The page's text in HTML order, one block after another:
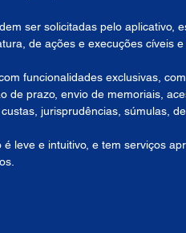
ser solicitadas pelo aplicativo,
de ações e execuções cíveis e
funcionalidades exclusivas,
de prazo, envio de memoriais,
jurisprudências, súmulas,
é leve e intuitivo, e tem serviços